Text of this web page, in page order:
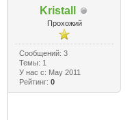
Kristall
Прохожий
Сообщений: 3
Темы: 1
У нас с: May 2011
Рейтинг: 0